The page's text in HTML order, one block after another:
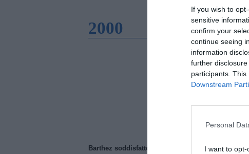
If you wish to
sensitive
confirm your
continue seeing
information
further
participants.
Downstream
Personal
I want to
2000
Barthez soddisfatto del Manchester United